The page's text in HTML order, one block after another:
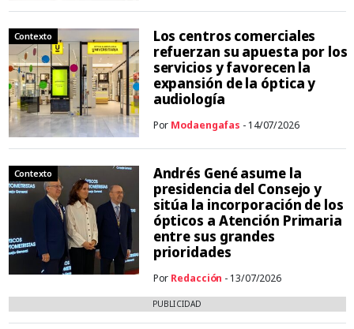
Contexto
Los centros comerciales
refuerzan su apuesta por los
servicios y favorecen la
expansión de la óptica y
audiología
Por Modaengafas - 14/07/2026
Contexto
Andrés Gené asume la
presidencia del Consejo y
sitúa la incorporación de los
ópticos a Atención Primaria
entre sus grandes
prioridades
Por Redacción - 13/07/2026
PUBLICIDAD